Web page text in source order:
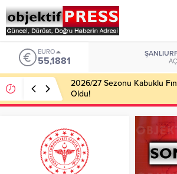
EURO
55,1881
2026/27 Sezonu Kabuklu
Oldu!